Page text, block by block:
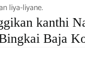
liya-liyane.
kanthi
Baja